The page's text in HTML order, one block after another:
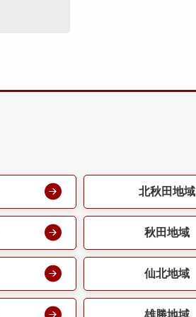
北秋田地域
秋田地域
仙北地域